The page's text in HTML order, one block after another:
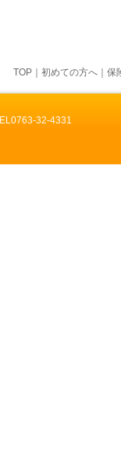
TOP 初めての方へ 保
32-4331